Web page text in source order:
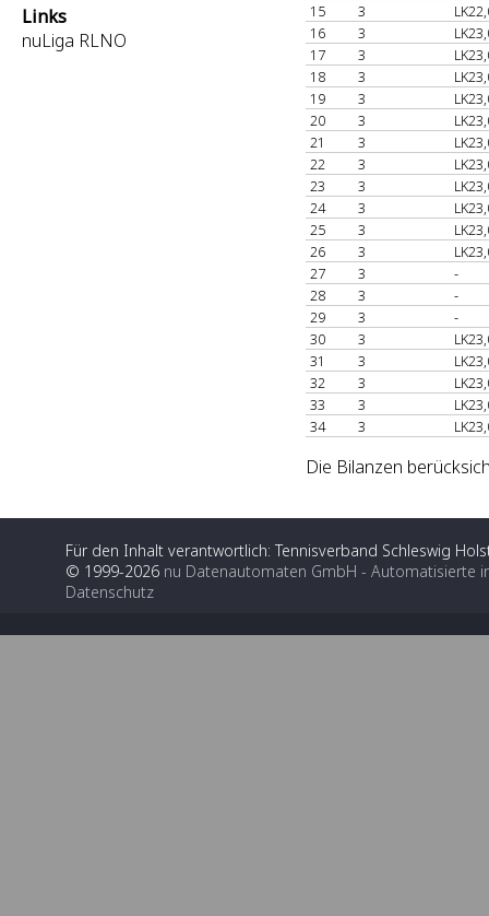
Links
nuLiga RLNO
15
3
16
3
17
3
18
3
19
3
20
3
21
3
22
3
23
3
24
3
25
3
26
3
27
3
-
28
3
-
29
3
-
30
3
31
3
32
3
33
3
34
3
Die Bilanzen
Für den Inhalt verantwortlich: Tennisverband Schleswig
© 1999-2026 nu Datenautomaten GmbH - Automatisierte
Datenschutz